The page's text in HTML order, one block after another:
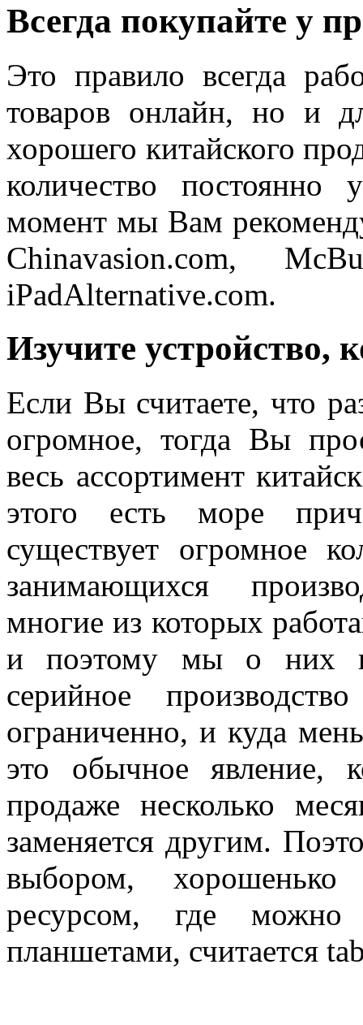
Всегда покупайте у
Это правило всегда
товаров онлайн, но и
хорошего китайского
количество постоянно
момент мы Вам
Chinavasion.com,
iPadAlternative.com.
Изучите устройство,
Если Вы считаете, что
огромное, тогда Вы
весь ассортимент
этого есть море
существует огромное
занимающихся
многие из которых
и поэтому мы о них
серийное
ограниченно, и куда
это обычное явление,
продаже несколько
заменяется другим.
выбором,
ресурсом, где можно
планшетами, считается